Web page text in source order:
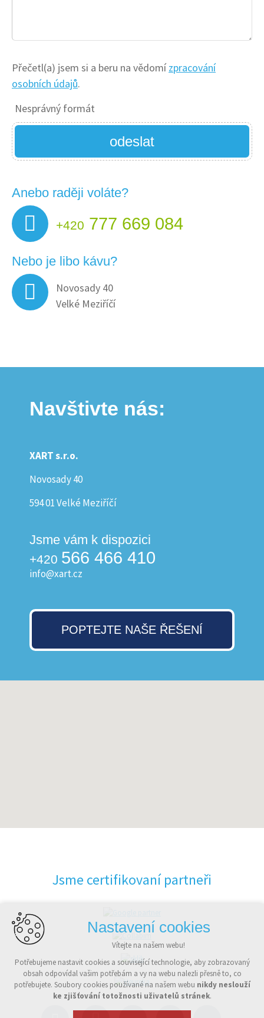
Přečetl(a) jsem si a beru na vědomí zpracování
osobních údajů.
Nesprávný formát
odeslat
Anebo raději voláte?
+420 777 669 084
Nebo je libo kávu?
Novosady 40
Velké Meziříčí
Navštivte nás:
XART s.r.o.
Novosady 40
594 01 Velké Meziříčí
Jsme vám k dispozici
+420 566 466 410
info@xart.cz
POPTEJTE NAŠE ŘEŠENÍ
Jsme certifikovaní partneři
Nastavení cookies
Vítejte na našem webu!
Potřebujeme nastavit cookies a související technologie, aby zobrazovaný
obsah odpovídal vašim potřebám a vy na webu nalezli přesně to, co
potřebujete. Soubory cookies používané na našem webu nikdy neslouží
ke zjišťování totožnosti uživatelů stránek.